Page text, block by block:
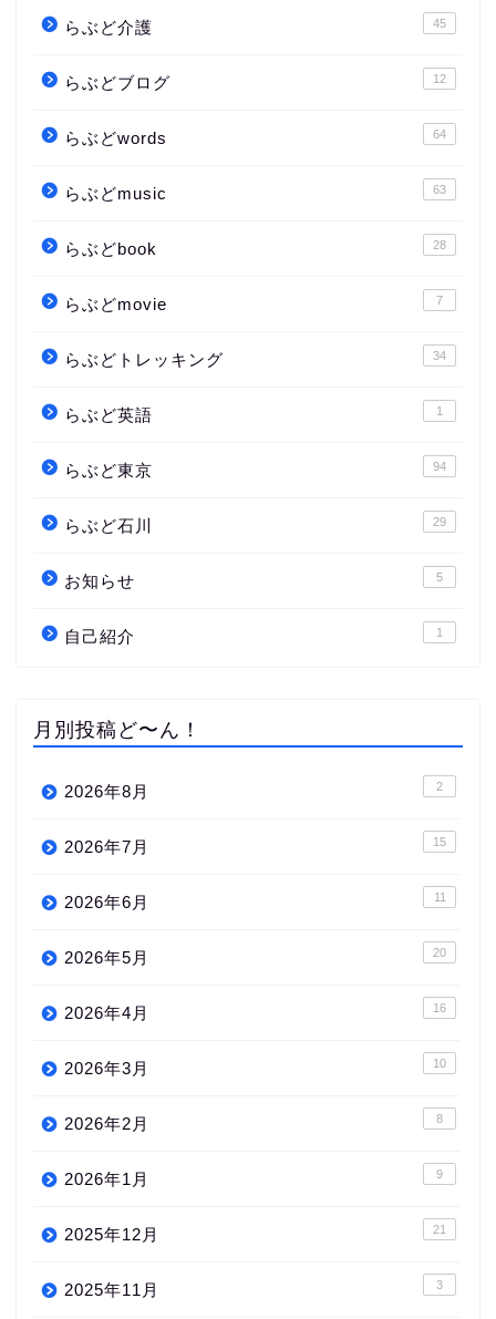
らぶど介護 45
らぶどブログ 12
らぶどwords 64
らぶどmusic 63
らぶどbook 28
らぶどmovie 7
らぶどトレッキング 34
らぶど英語 1
らぶど東京 94
らぶど石川 29
お知らせ 5
自己紹介 1
月別投稿ど〜ん！
2026年8月 2
2026年7月 15
2026年6月 11
2026年5月 20
2026年4月 16
2026年3月 10
2026年2月 8
2026年1月 9
2025年12月 21
2025年11月 3